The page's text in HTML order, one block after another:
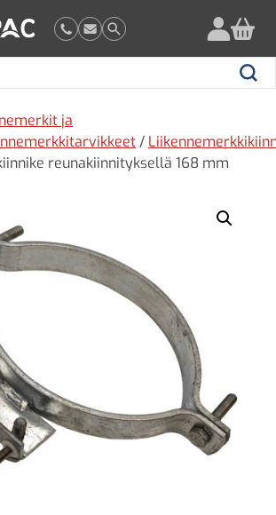
Hae
ja
/
reunakiinnityksellä 168 mm